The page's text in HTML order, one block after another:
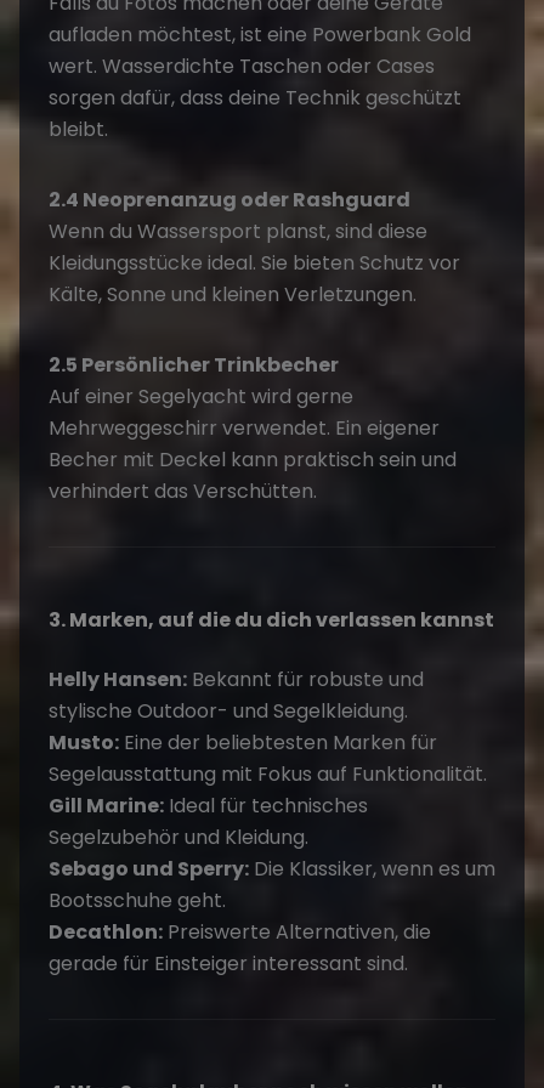
aufladen möchtest, ist eine Powerbank Gold
wert. Wasserdichte Taschen oder Cases
sorgen dafür, dass deine Technik geschützt
bleibt.
2.4 Neoprenanzug oder Rashguard
Wenn du Wassersport planst, sind diese
Kleidungsstücke ideal. Sie bieten Schutz vor
Kälte, Sonne und kleinen Verletzungen.
2.5 Persönlicher Trinkbecher
Auf einer Segelyacht wird gerne
Mehrweggeschirr verwendet. Ein eigener
Becher mit Deckel kann praktisch sein und
verhindert das Verschütten.
3. Marken, auf die du dich verlassen kannst
Helly Hansen: Bekannt für robuste und
stylische Outdoor- und Segelkleidung.
Musto: Eine der beliebtesten Marken für
Segelausstattung mit Fokus auf Funktionalität.
Gill Marine: Ideal für technisches
Segelzubehör und Kleidung.
Sebago und Sperry: Die Klassiker, wenn es um
Bootsschuhe geht.
Decathlon: Preiswerte Alternativen, die
gerade für Einsteiger interessant sind.